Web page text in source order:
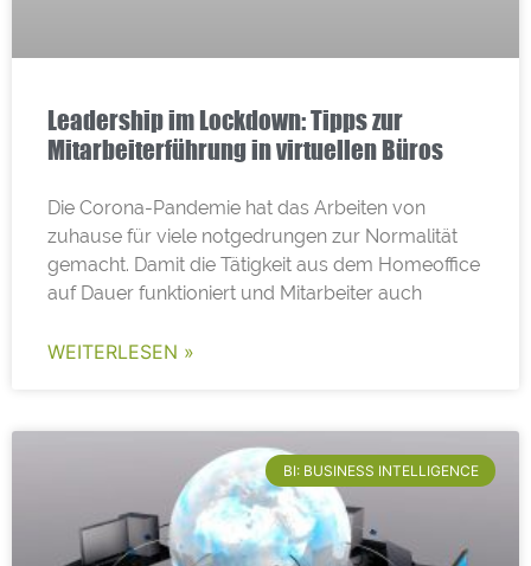
Leadership im Lockdown: Tipps zur
Mitarbeiterführung in virtuellen Büros
Die Corona-Pandemie hat das Arbeiten von
zuhause für viele notgedrungen zur Normalität
gemacht. Damit die Tätigkeit aus dem Homeoffice
auf Dauer funktioniert und Mitarbeiter auch
WEITERLESEN »
BI: BUSINESS INTELLIGENCE